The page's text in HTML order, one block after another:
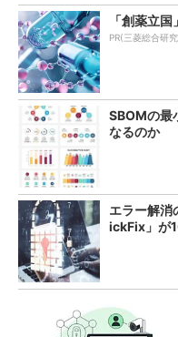
「創薬立
PR(三菱総合研
SBOMの
なるのか
エラー解消
ickFix」が